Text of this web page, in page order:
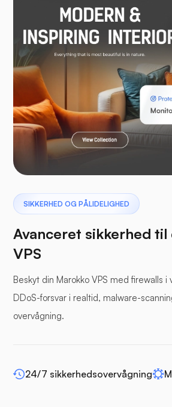
WooCommerce
Laravel
Pterodactyl
Bufferpanel
WP-udvid
SIKKERHED OG PÅLIDELIGHED
Avanceret sikkerhed til
VPS
Beskyt din Marokko VPS med firewalls i
DDoS-forsvar i realtid, malware-
overvågning.
24/7 sikkerhedsovervågning